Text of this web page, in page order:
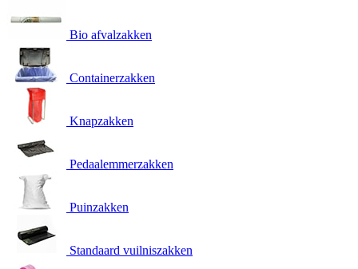
Bio afvalzakken
Containerzakken
Knapzakken
Pedaalemmerzakken
Puinzakken
Standaard vuilniszakken